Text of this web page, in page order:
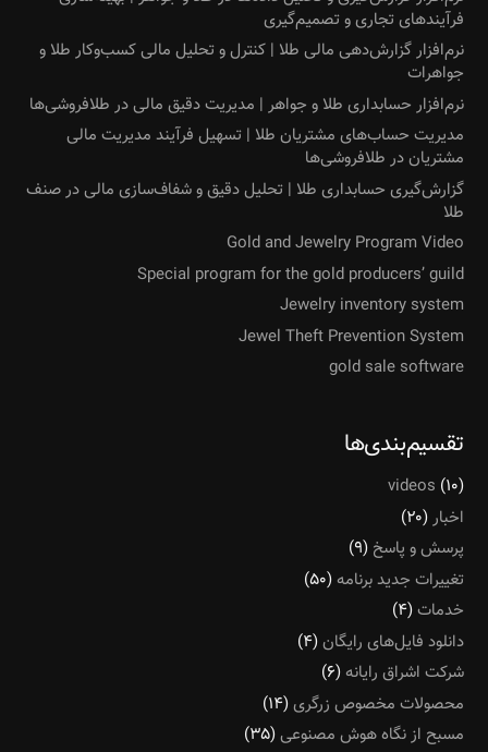
فرآیندهای تجاری و تصمیم‌گیری
نرم‌افزار گزارش‌دهی مالی طلا | کنترل و تحلیل مالی کسب‌وکار طلا و
جواهرات
نرم‌افزار حسابداری طلا و جواهر | مدیریت دقیق مالی در طلافروشی‌ها
مدیریت حساب‌های مشتریان طلا | تسهیل فرآیند مدیریت مالی
مشتریان در طلافروشی‌ها
گزارش‌گیری حسابداری طلا | تحلیل دقیق و شفاف‌سازی مالی در صنف
طلا
Gold and Jewelry Program Video
Special program for the gold producers’ guild
Jewelry inventory system
Jewel Theft Prevention System
gold sale software
تقسیم‌بندی‌ها
videos (۱۰)
اخبار (۲۰)
پرسش و پاسخ (۹)
تغییرات جدید برنامه (۵۰)
خدمات(۴)
دانلود فایل‌های رایگان(۴)
شرکت اشراق رایانه (۶)
محصولات مخصوص زرگری(۱۴)
مسبح از نگاه هوش مصنوعی(۳۵)